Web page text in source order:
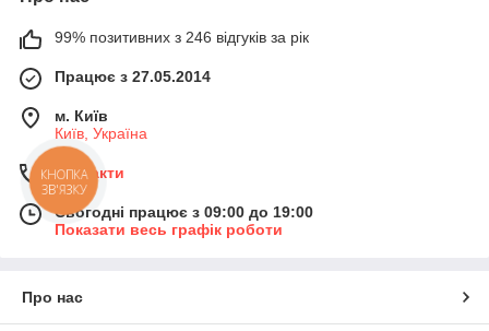
99% позитивних з 246 відгуків за рік
Працює з 27.05.2014
м. Київ
Київ, Україна
Контакти
Сьогодні працює з 09:00 до 19:00
Показати весь графік роботи
Про нас
КНОПКА
ЗВ'ЯЗКУ